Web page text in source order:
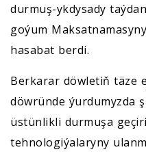
durmuş-ykdysady
goýum
hasabat berdi.
Berkarar döwletiň täze
döwründe ýurdumyzda
üstünlikli durmuşa
tehnologiýalaryny